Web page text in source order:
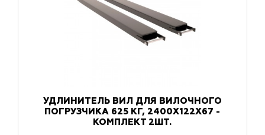
УДЛИНИТЕЛЬ ВИЛ ДЛЯ ВИЛОЧНОГО
ПОГРУЗЧИКА 625 КГ, 2400X122X67 -
КОМПЛЕКТ 2ШТ.